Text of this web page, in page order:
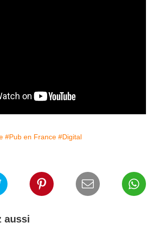
#Pub en France #Digital
aussi